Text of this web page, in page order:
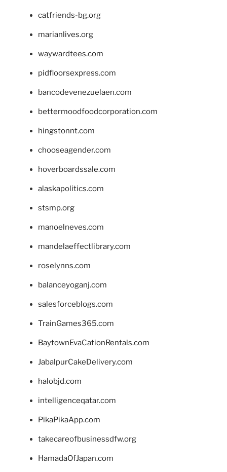
catfriends-bg.org
marianlives.org
waywardtees.com
pidfloorsexpress.com
bancodevenezuelaen.com
bettermoodfoodcorporation.com
hingstonnt.com
chooseagender.com
hoverboardssale.com
alaskapolitics.com
stsmp.org
manoelneves.com
mandelaeffectlibrary.com
roselynns.com
balanceyoganj.com
salesforceblogs.com
TrainGames365.com
BaytownEvaCationRentals.com
JabalpurCakeDelivery.com
halobjd.com
intelligenceqatar.com
PikaPikaApp.com
takecareofbusinessdfw.org
HamadaOfJapan.com